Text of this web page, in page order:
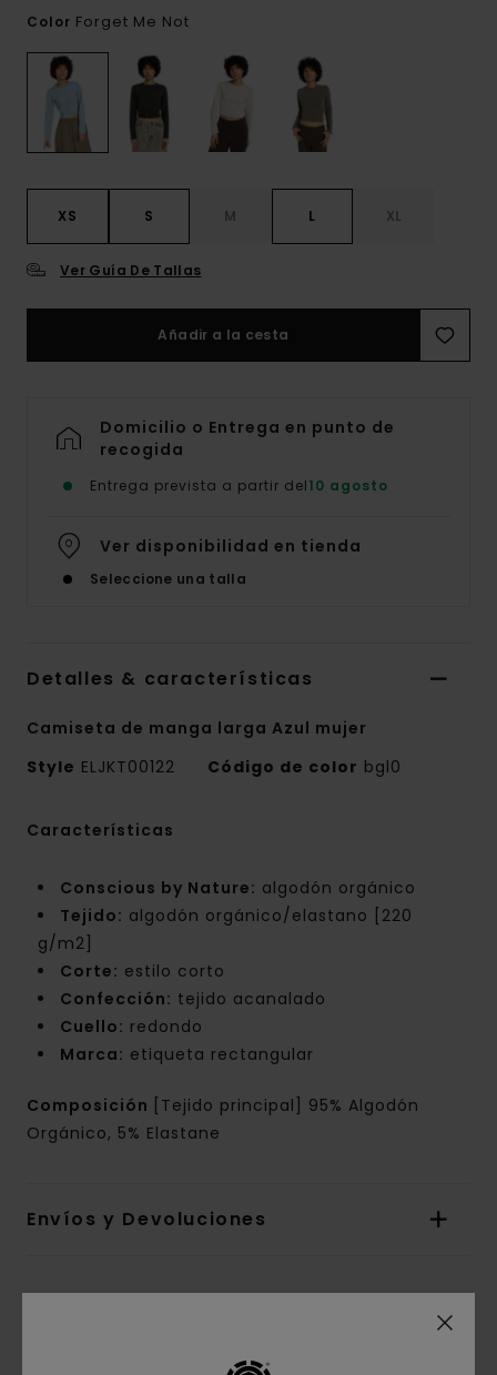
Color Forget Me Not
XS S M L XL
Ver Guía De Tallas
Añadir a la cesta
Domicilio o Entrega en punto de
recogida
Entrega prevista a partir del10 agosto
Ver disponibilidad en tienda
Seleccione una talla
Detalles & características
Camiseta de manga larga Azul mujer
Style ELJKT00122 Código de color bgl0
Características
Conscious by Nature: algodón orgánico
Tejido: algodón orgánico/elastano [220
g/m2]
Corte: estilo corto
Confección: tejido acanalado
Cuello: redondo
Marca: etiqueta rectangular
Composición
[Tejido principal] 95% Algodón
Orgánico, 5% Elastane
Envíos y Devoluciones